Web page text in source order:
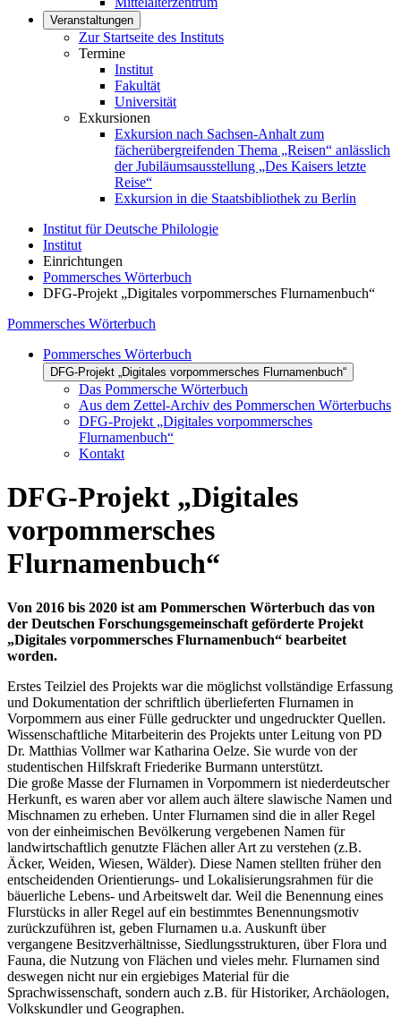
Veranstaltungen
Zur Startseite des Instituts
Termine
Institut
Fakultät
Universität
Exkursionen
Exkursion nach Sachsen-Anhalt zum
fächerübergreifenden Thema „Reisen“ anlässlich
der Jubiläumsausstellung „Des Kaisers letzte
Reise“
Exkursion in die Staatsbibliothek zu Berlin
Institut für Deutsche Philologie
Institut
Einrichtungen
Pommersches Wörterbuch
DFG-Projekt „Digitales vorpommersches Flurnamenbuch“
Pommersches Wörterbuch
Pommersches Wörterbuch
DFG-Projekt „Digitales vorpommersches Flurnamenbuch“
Das Pommersche Wörterbuch
Aus dem Zettel-Archiv des Pommerschen Wörterbuchs
DFG-Projekt „Digitales vorpommersches
Flurnamenbuch“
Kontakt
DFG-Projekt „Digitales
vorpommersches
Flurnamenbuch“
Von 2016 bis 2020 ist am Pommerschen Wörterbuch das von
der Deutschen Forschungsgemeinschaft geförderte Projekt
„Digitales vorpommersches Flurnamenbuch“ bearbeitet
worden.
Erstes Teilziel des Projekts war die möglichst vollständige Erfassung
und Dokumentation der schriftlich überlieferten Flurnamen in
Vorpommern aus einer Fülle gedruckter und ungedruckter Quellen.
Wissenschaftliche Mitarbeiterin des Projekts unter Leitung von PD
Dr. Matthias Vollmer war Katharina Oelze. Sie wurde von der
studentischen Hilfskraft Friederike Burmann unterstützt.
Die große Masse der Flurnamen in Vorpommern ist niederdeutscher
Herkunft, es waren aber vor allem auch ältere slawische Namen und
Mischnamen zu erheben. Unter Flurnamen sind die in aller Regel
von der einheimischen Bevölkerung vergebenen Namen für
landwirtschaftlich genutzte Flächen aller Art zu verstehen (z.B.
Äcker, Weiden, Wiesen, Wälder). Diese Namen stellten früher den
entscheidenden Orientierungs- und Lokalisierungsrahmen für die
bäuerliche Lebens- und Arbeitswelt dar. Weil die Benennung eines
Flurstücks in aller Regel auf ein bestimmtes Benennungsmotiv
zurückzuführen ist, geben Flurnamen u.a. Auskunft über
vergangene Besitzverhältnisse, Siedlungsstrukturen, über Flora und
Fauna, die Nutzung von Flächen und vieles mehr. Flurnamen sind
deswegen nicht nur ein ergiebiges Material für die
Sprachwissenschaft, sondern auch z.B. für Historiker, Archäologen,
Volkskundler und Geographen.